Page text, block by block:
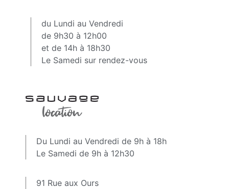
du Lundi au Vendredi
de 9h30 à 12h00
et de 14h à 18h30
Le Samedi sur rendez-vous
Du Lundi au Vendredi de 9h à 18h
Le Samedi de 9h à 12h30
91 Rue aux Ours